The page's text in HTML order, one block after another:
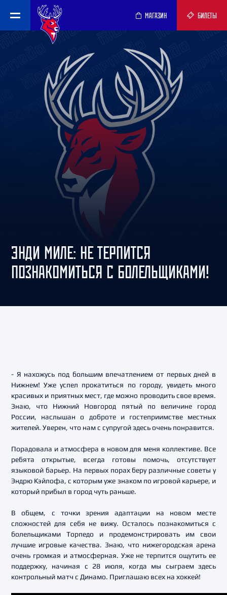
МАГАЗИН БИЛЕТЫ
ЭНДИ МИЛЕ: НЕ ТЕРПИТСЯ
ПОЗНАКОМИТЬСЯ С БОЛЕЛЬЩИКАМИ!
- Я нахожусь под большим впечатлением от первых дней в
Нижнем! Уже успел прокатиться по городу, увидеть много
красивых и приятных мест, где можно проводить свое время.
Знаю, что Нижний Новгород пятый по величине город
России, наслышан о доброте и гостеприимстве местных
жителей. Уверен, что нам с супругой здесь очень понравится.
Порадовала и атмосфера в новом для меня коллективе. Все
ребята открытые, всегда готовы помочь, отсутствует
языковой барьер. На первых порах беру различные советы у
Эндрю Кэйлофа, с которым уже знаком по игровой карьере, и
который прибыл в город чуть раньше.
В общем, с точки зрения адаптации на новом месте
сложностей для себя не вижу. Осталось познакомиться с
болельщиками Торпедо и продемонстрировать им свои
лучшие игровые качества. Знаю, что нижегородская арена
очень громкая и атмосферная. Уже не терпится ощутить ее
поддержку, начиная с 28 июля, когда мы сыграем здесь
контрольный матч с Динамо. Приглашаю всех на хоккей!